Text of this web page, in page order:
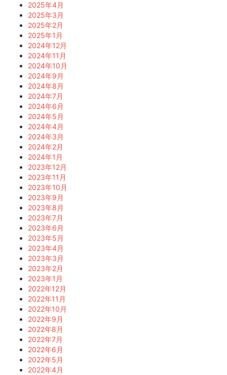
2025年4月
2025年3月
2025年2月
2025年1月
2024年12月
2024年11月
2024年10月
2024年9月
2024年8月
2024年7月
2024年6月
2024年5月
2024年4月
2024年3月
2024年2月
2024年1月
2023年12月
2023年11月
2023年10月
2023年9月
2023年8月
2023年7月
2023年6月
2023年5月
2023年4月
2023年3月
2023年2月
2023年1月
2022年12月
2022年11月
2022年10月
2022年9月
2022年8月
2022年7月
2022年6月
2022年5月
2022年4月